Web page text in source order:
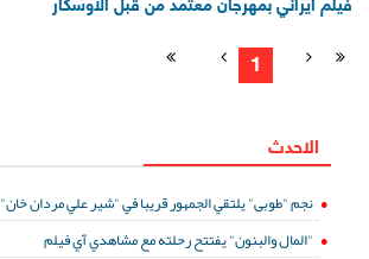
1
الاحدث
نجم "طوبى" يلتقي الجمهور قريبا في "شير علي مردان خان"
"المال والبنون" يفتتح رحلته مع مشاهدي آي فيلم